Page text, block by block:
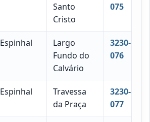
Santo
Cristo
075
Espinhal
Largo
Fundo do
Calvário
3230-
076
Espinhal
Travessa
da Praça
3230-
077